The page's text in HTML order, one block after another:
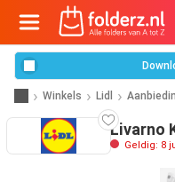
Winkels Lidl
Livarno
Geldig: 8